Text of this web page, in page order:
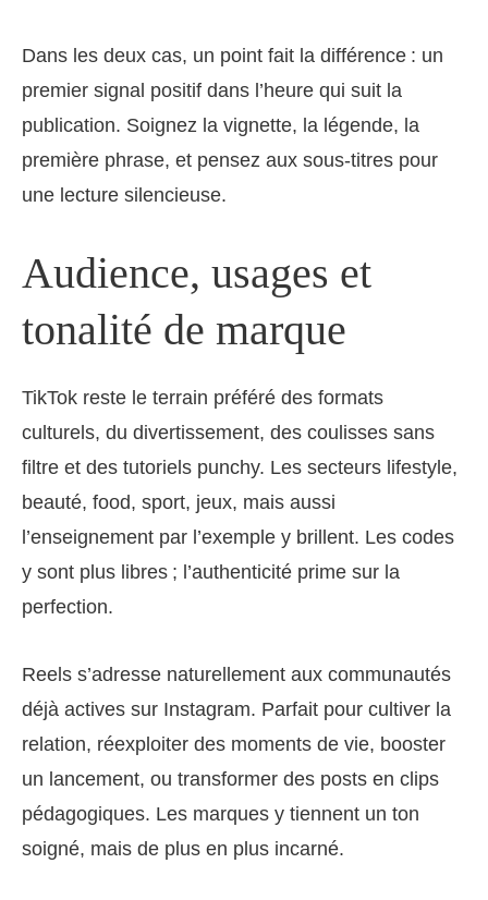
Dans les deux cas, un point fait la différence : un
premier signal positif dans l’heure qui suit la
publication. Soignez la vignette, la légende, la
première phrase, et pensez aux sous-titres pour
une lecture silencieuse.
Audience, usages et
tonalité de marque
TikTok reste le terrain préféré des formats
culturels, du divertissement, des coulisses sans
filtre et des tutoriels punchy. Les secteurs lifestyle,
beauté, food, sport, jeux, mais aussi
l’enseignement par l’exemple y brillent. Les codes
y sont plus libres ; l’authenticité prime sur la
perfection.
Reels s’adresse naturellement aux communautés
déjà actives sur Instagram. Parfait pour cultiver la
relation, réexploiter des moments de vie, booster
un lancement, ou transformer des posts en clips
pédagogiques. Les marques y tiennent un ton
soigné, mais de plus en plus incarné.